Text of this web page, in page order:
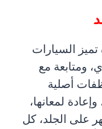
السيارات
ومتابعة مع
أصلية
لمعانها،
على الجلد، كل